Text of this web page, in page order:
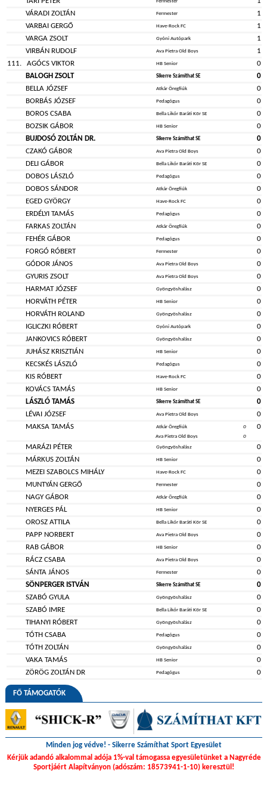
VÁRADI ZOLTÁN
Fermester
1
VARBAI GERGŐ
Have-Rock FC
1
VARGA ZSOLT
Gyóni Autópark
1
VIRBÁN RUDOLF
Ava Pietra Old Boys
1
111.
AGÓCS VIKTOR HB Senior
0
BALOGH ZSOLT
Sikerre Számíthat SE
0
BELLA JÓZSEF
Atkár Öregfiúk
0
BORBÁS JÓZSEF
Pedagógus
0
BOROS CSABA
Bella Likőr Baráti Kör SE
0
BOZSIK GÁBOR
HB Senior
0
BUJDOSÓ ZOLTÁN DR.
Sikerre Számíthat SE
0
CZAKÓ GÁBOR
Ava Pietra Old Boys
0
DELI GÁBOR
Bella Likőr Baráti Kör SE
0
DOBOS LÁSZLÓ
Pedagógus
0
DOBOS SÁNDOR
Atkár Öregfiúk
0
EGED GYÖRGY
Have-Rock FC
0
ERDÉLYI TAMÁS
Pedagógus
0
FARKAS ZOLTÁN
Atkár Öregfiúk
0
FEHÉR GÁBOR
Pedagógus
0
FORGÓ RÓBERT
Fermester
0
GÓDOR JÁNOS
Ava Pietra Old Boys
0
GYURIS ZSOLT
Ava Pietra Old Boys
0
HARMAT JÓZSEF
Gyöngyöshalász
0
HORVÁTH PÉTER
HB Senior
0
HORVÁTH ROLAND
Gyöngyöshalász
0
IGLICZKI RÓBERT
Gyóni Autópark
0
JANKOVICS RÓBERT
Gyöngyöshalász
0
JUHÁSZ KRISZTIÁN
HB Senior
0
KECSKÉS LÁSZLÓ
Pedagógus
0
KIS RÓBERT
Have-Rock FC
0
KOVÁCS TAMÁS
HB Senior
0
LÁSZLÓ TAMÁS
Sikerre Számíthat SE
0
LÉVAI JÓZSEF
Ava Pietra Old Boys
0
MAKSA TAMÁS
Atkár Öregfiúk 0 0
Ava Pietra Old Boys 0
MARÁZI PÉTER Gyöngyöshalász
0
MÁRKUS ZOLTÁN
HB Senior
0
MEZEI SZABOLCS MIHÁLY
Have-Rock FC
0
MUNTYÁN GERGŐ
Fermester
0
NAGY GÁBOR
Atkár Öregfiúk
0
NYERGES PÁL
HB Senior
0
OROSZ ATTILA
Bella Likőr Baráti Kör SE
0
PAPP NORBERT
Ava Pietra Old Boys
0
RAB GÁBOR
HB Senior
0
RÁCZ CSABA
Ava Pietra Old Boys
0
SÁNTA JÁNOS
Fermester
0
SÖNPERGER ISTVÁN
Sikerre Számíthat SE
0
SZABÓ GYULA
Gyöngyöshalász
0
SZABÓ IMRE
Bella Likőr Baráti Kör SE
0
TIHANYI RÓBERT
Gyöngyöshalász
0
TÓTH CSABA
Pedagógus
0
TÓTH ZOLTÁN
Gyöngyöshalász
0
VAKA TAMÁS
HB Senior
0
ZÖRÖG ZOLTÁN DR
Pedagógus 0
FŐ TÁMOGATÓK
Minden jog védve! - Sikerre Számíthat Sport Egyesület
Kérjük adandó alkalommal adója 1%-val támogassa egyesületünket a Nagyréde
Sportjáért Alapítványon (adószám: 18573941-1-10) keresztül!